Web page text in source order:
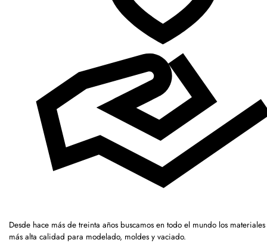
Desde hace más de treinta años buscamos en todo el mundo los
más alta calidad para modelado, moldes y vaciado.